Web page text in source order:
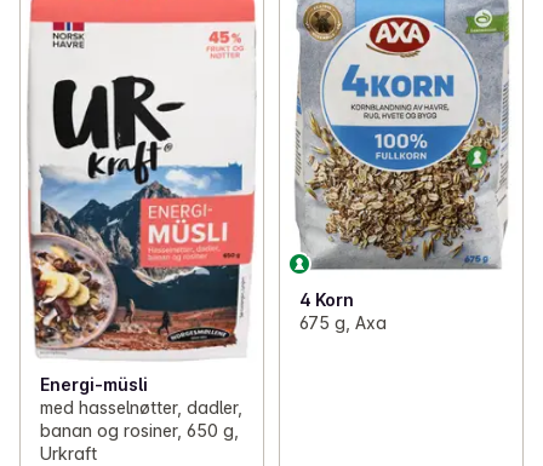
Energi-müsli
med hasselnøtter, dadler,
banan og rosiner, 650 g,
Urkraft
4 Korn
675 g, Axa